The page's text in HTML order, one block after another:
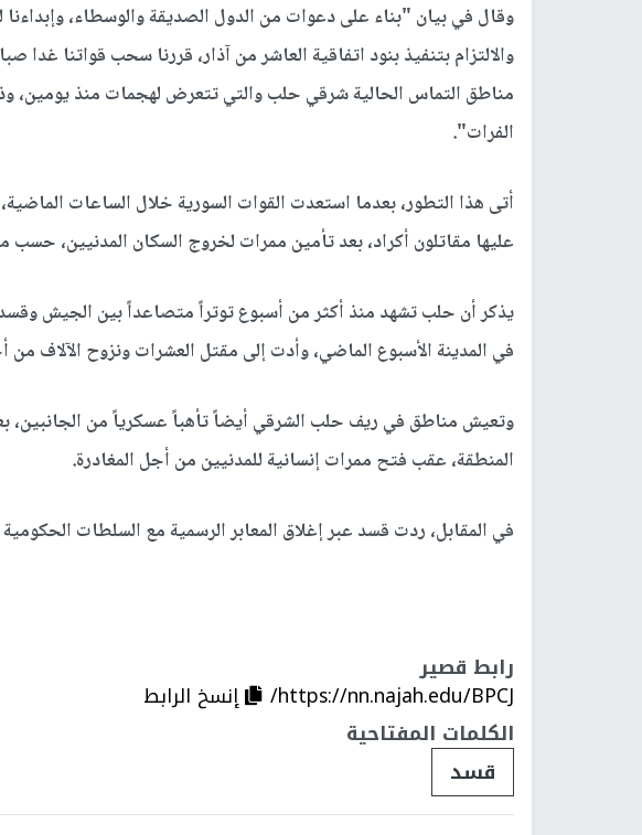
وقال في بيان "بناء على دعوات من الدول الصديقة والوسطاء،
مناطق التماس الحالية شرقي حلب والتي تتعرض لهجمات منذ
الفرات".
أتى هذا التطور، بعدما استعدت القوات السورية خلال الساعات
عليها مقاتلون أكراد، بعد تأمين ممرات لخروج السكان المدنيين،
يذكر أن حلب تشهد منذ أكثر من أسبوع توتراً متصاعداً بين الجيش
في المدينة الأسبوع الماضي، وأدت إلى مقتل العشرات ونزوح الآلاف من
وتعيش مناطق في ريف حلب الشرقي أيضاً تأهباً عسكرياً من الجانبين،
المنطقة، عقب فتح ممرات إنسانية للمدنيين من أجل المغادرة.
في المقابل، ردت قسد عبر إغلاق المعابر الرسمية مع السلطات
رابط قصير
https://nn.najah.edu/BPCJ/
إنسخ الرابط
الكلمات المفتاحية
قسد